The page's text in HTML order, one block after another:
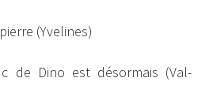
(Yvelines)
de Dino est désormais (Val-